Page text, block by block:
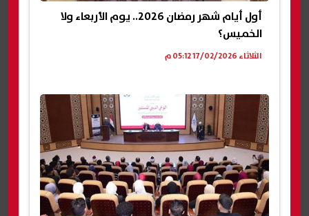
أول أيام شهر رمضان 2026.. يوم الأربعاء ولا
الخميس؟
الثلاثاء 17/02/2026 05:12 م